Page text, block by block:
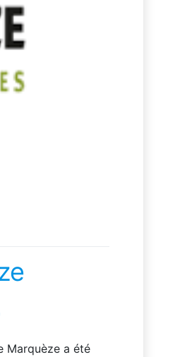
Marquèze a été